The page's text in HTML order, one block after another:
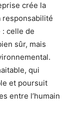
crée la
responsabilité
: celle de
sûr, mais
qui
et poursuit
entre l’humain